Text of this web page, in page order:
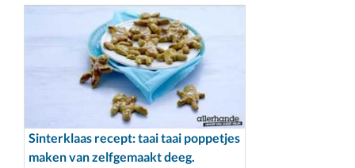
Sinterklaas recept: taai taai poppetjes
maken van zelfgemaakt deeg.